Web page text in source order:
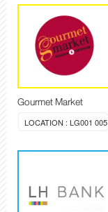
Gourmet Market
LOCATION : LG001 005